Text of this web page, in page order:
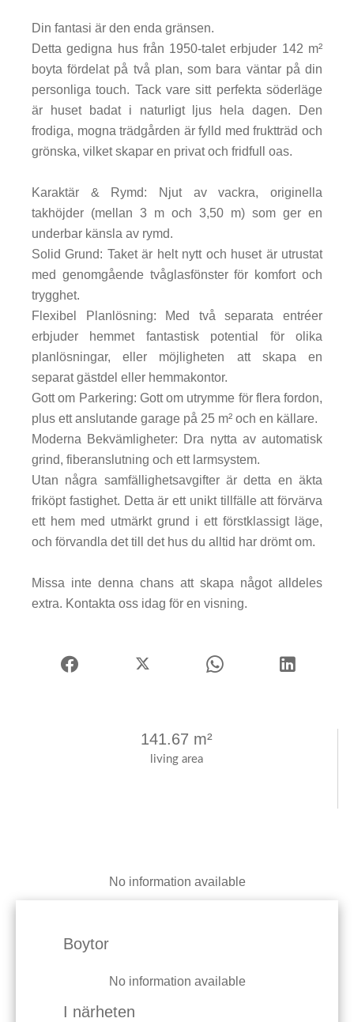
living area
141.67 m²
Din fantasi är den enda gränsen.
Detta gedigna hus från 1950-talet erbjuder 142 m²
boyta fördelat på två plan, som bara väntar på din
personliga touch. Tack vare sitt perfekta söderläge
är huset badat i naturligt ljus hela dagen. Den
frodiga, mogna trädgården är fylld med fruktträd och
grönska, vilket skapar en privat och fridfull oas.
Karaktär & Rymd: Njut av vackra, originella
takhöjder (mellan 3 m och 3,50 m) som ger en
underbar känsla av rymd.
Solid Grund: Taket är helt nytt och huset är utrustat
med genomgående tvåglasfönster för komfort och
trygghet.
Flexibel Planlösning: Med två separata entréer
erbjuder hemmet fantastisk potential för olika
planlösningar, eller möjligheten att skapa en
separat gästdel eller hemmakontor.
Gott om Parkering: Gott om utrymme för flera fordon,
plus ett anslutande garage på 25 m² och en källare.
Moderna Bekvämligheter: Dra nytta av automatisk
grind, fiberanslutning och ett larmsystem.
Utan några samfällighetsavgifter är detta en äkta
friköpt fastighet. Detta är ett unikt tillfälle att förvärva
ett hem med utmärkt grund i ett förstklassigt läge,
och förvandla det till det hus du alltid har drömt om.
Missa inte denna chans att skapa något alldeles
extra. Kontakta oss idag för en visning.
No information available
Boytor
No information available
I närheten